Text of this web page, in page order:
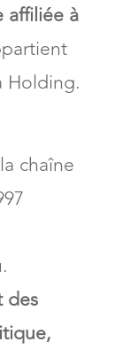
affiliée à
Holding.
la chaîne
des